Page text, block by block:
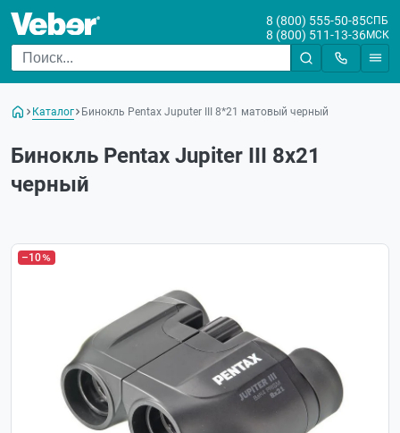
8 (800) 555-50-85СПБ
8 (800) 511-13-36МСК
Каталог Бинокль Pentax Juputer III 8*21 матовый черный
Бинокль Pentax Jupiter III 8x21
черный
–10